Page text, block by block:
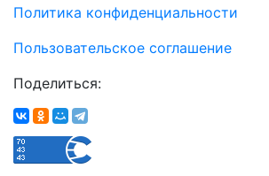
Политика конфиденциальности
Пользовательское соглашение
Поделиться: